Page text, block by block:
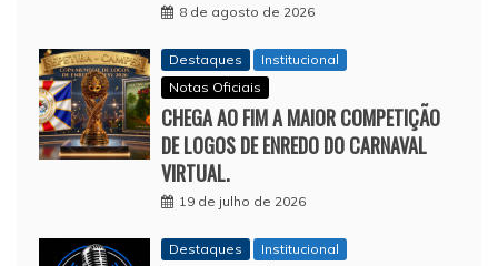
8 de agosto de 2026
Destaques
Institucional
Notas Oficiais
CHEGA AO FIM A MAIOR COMPETIÇÃO
DE LOGOS DE ENREDO DO CARNAVAL
VIRTUAL.
19 de julho de 2026
Destaques
Institucional